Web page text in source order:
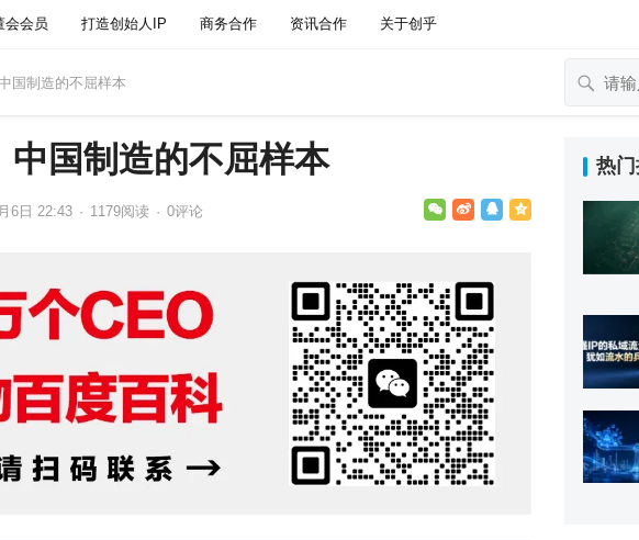
会会员 打造创始人IP 商务合作 资讯合作 关于创乎
国制造的不屈样本
国制造的不屈样本
6日 22:43 · 1179阅读 · 0评论
热